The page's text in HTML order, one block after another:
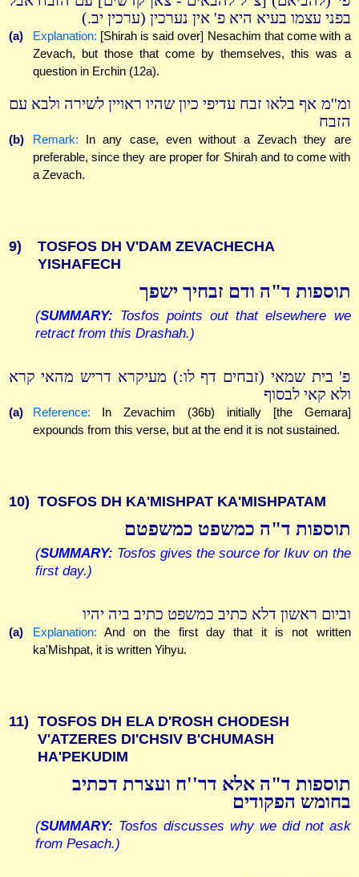
בפני עצמו בעיא היא פ' אין נערכין (ערכין יב.)
(a) Explanation: [Shirah is said over] Nesachim that come with a
Zevach, but those that come by themselves, this was a
question in Erchin (12a).
ומ''מ אף בלאו זבח עדיפי כיון שהיו ראויין לשירה ולבא עם
הזבח
(b) Remark: In any case, even without a Zevach they are
preferable, since they are proper for Shirah and to come with
a Zevach.
9)
TOSFOS DH V'DAM ZEVACHECHA
YISHAFECH
תוספות ד"ה ודם זבחיך ישפך
(SUMMARY: Tosfos points out that elsewhere we
retract from this Drashah.)
פ' בית שמאי (זבחים דף לו:) מעיקרא דריש מהאי קרא
ולא קאי לבסוף
(a) Reference: In Zevachim (36b) initially [the Gemara]
expounds from this verse, but at the end it is not sustained.
10) TOSFOS DH KA'MISHPAT KA'MISHPATAM
תוספות ד"ה כמשפט כמשפטם
(SUMMARY: Tosfos gives the source for Ikuv on the
first day.)
וביום ראשון דלא כתיב כמשפט כתיב ביה יהיו
(a) Explanation: And on the first day that it is not written
ka'Mishpat, it is written Yihyu.
11) TOSFOS DH ELA D'ROSH CHODESH
V'ATZERES DI'CHSIV B'CHUMASH
HA'PEKUDIM
תוספות ד"ה אלא דר''ח ועצרת דכתיב
בחומש הפקודים
(SUMMARY: Tosfos discusses why we did not ask
from Pesach.)